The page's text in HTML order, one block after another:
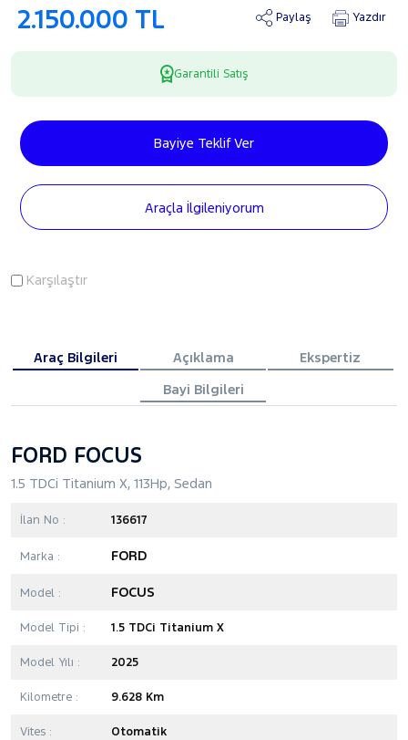
2.150.000 TL Paylaş Yazdır
Garantili Satış
Bayiye Teklif Ver
Araçla İlgileniyorum
Karşılaştır
Araç Bilgileri Açıklama
Ekspertiz
Bayi Bilgileri
FORD FOCUS
1.5 TDCi Titanium X, 113Hp, Sedan
İlan No : 136617
Marka : FORD
Model : FOCUS
Model Tipi : 1.5 TDCi Titanium X
Model Yılı : 2025
Kilometre : 9.628 Km
Vites : Otomatik